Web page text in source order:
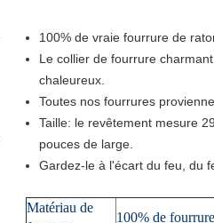
100% de vraie fourrure de
Le collier de fourrure
chaleureux.
Toutes nos fourrures
Taille: le revêtement mesure
pouces de large.
Gardez-le à l'écart du feu, du
Matériau de
100% de